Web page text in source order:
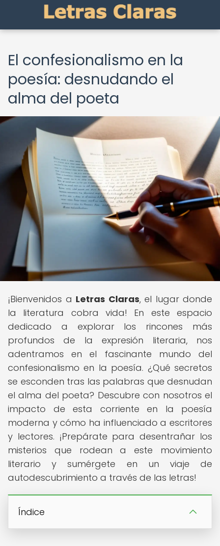
El confesionalismo en la
poesía: desnudando el
alma del poeta
¡Bienvenidos a Letras Claras, el lugar donde
la literatura cobra vida! En este espacio
dedicado a explorar los rincones más
profundos de la expresión literaria, nos
adentramos en el fascinante mundo del
confesionalismo en la poesía. ¿Qué secretos
se esconden tras las palabras que desnudan
el alma del poeta? Descubre con nosotros el
impacto de esta corriente en la poesía
moderna y cómo ha influenciado a escritores
y lectores. ¡Prepárate para desentrañar los
misterios que rodean a este movimiento
literario y sumérgete en un viaje de
autodescubrimiento a través de las letras!
Índice